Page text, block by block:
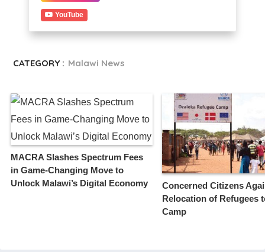
YouTube
CATEGORY : Malawi News
MACRA Slashes Spectrum Fees
in Game-Changing Move to
Unlock Malawi’s Digital Economy
Concerned Citizens
Relocation of Refugees
Camp